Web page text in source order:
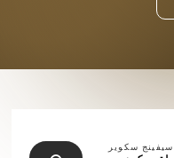
سيفينج سكوير